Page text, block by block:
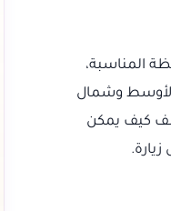
المناسبة،
الأوسط وشمال
كيف يمكن